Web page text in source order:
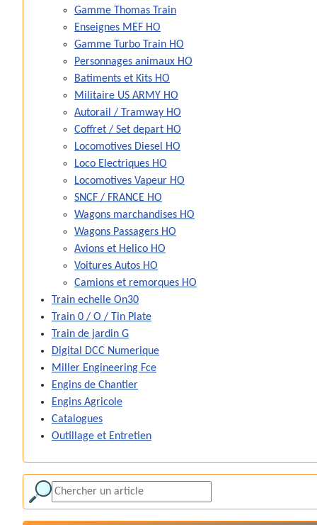
Gamme Thomas Train
Enseignes MEF HO
Gamme Turbo Train HO
Personnages animaux HO
Batiments et Kits HO
Militaire US ARMY HO
Autorail / Tramway HO
Coffret / Set depart HO
Locomotives Diesel HO
Loco Electriques HO
Locomotives Vapeur HO
SNCF / FRANCE HO
Wagons marchandises HO
Wagons Passagers HO
Avions et Helico HO
Voitures Autos HO
Camions et remorques HO
Train echelle On30
Train 0 / O / Tin Plate
Train de jardin G
Digital DCC Numerique
Miller Engineering Fce
Engins de Chantier
Engins Agricole
Catalogues
Outillage et Entretien